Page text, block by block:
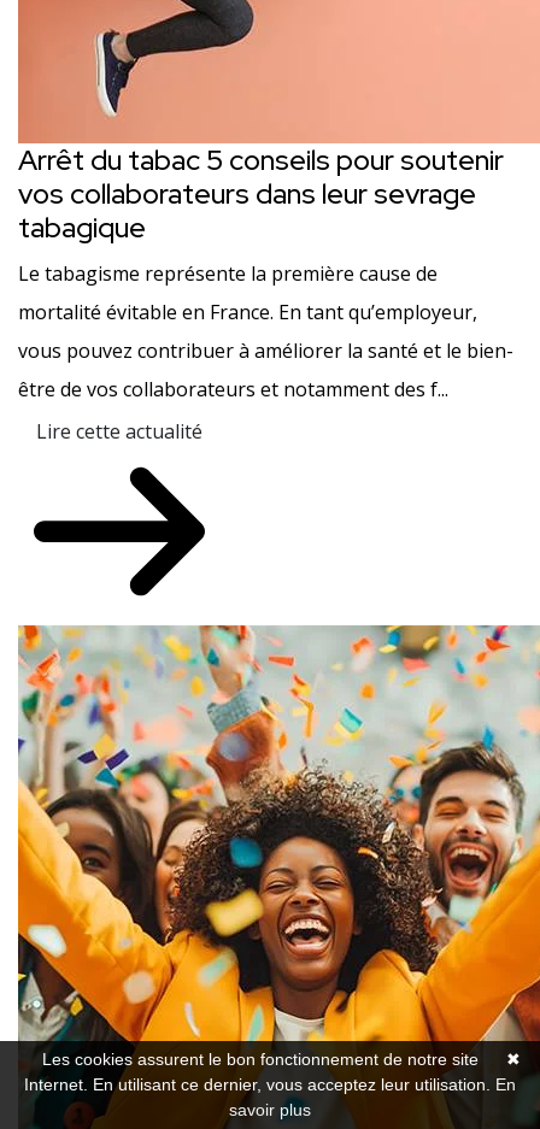
Arrêt du tabac 5 conseils pour soutenir
vos collaborateurs dans leur sevrage
tabagique
Le tabagisme représente la première cause de
mortalité évitable en France. En tant qu’employeur,
vous pouvez contribuer à améliorer la santé et le bien-
être de vos collaborateurs et notamment des f...
Lire cette actualité
✖
Les cookies assurent le bon fonctionnement de notre site
Internet. En utilisant ce dernier, vous acceptez leur utilisation. En
savoir plus